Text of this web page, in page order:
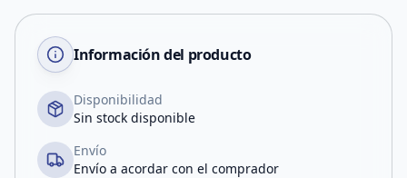
Información del producto
Disponibilidad
Sin stock disponible
Envío
Envío a acordar con el comprador